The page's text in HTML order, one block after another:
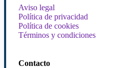
Aviso legal
Política de privacidad
Política de cookies
Términos y condiciones
Contacto